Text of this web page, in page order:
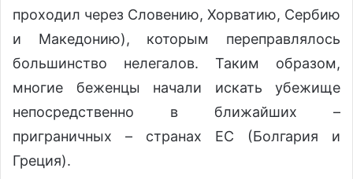
проходил через Словению, Хорватию, Сербию
и Македонию), которым переправлялось
большинство нелегалов. Таким образом,
многие беженцы начали искать убежище
непосредственно в ближайших –
приграничных – странах ЕС (Болгария и
Греция).